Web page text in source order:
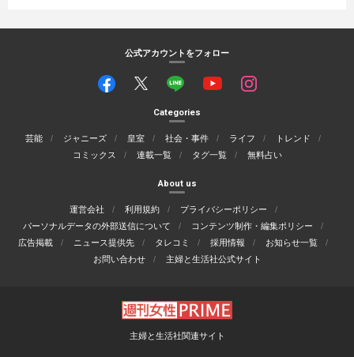
公式アカウントをフォロー
Categories
芸能 ジャニーズ 皇室 社会・事件 ライフ
トレンド
コミックス
連載一覧 タグ一覧 無料占い
About us
運営会社 利用規約
プライバシーポリシー
パーソナルデータの外部送信について
コンテンツ制作・編集ポリシー
広告掲載
ニュース提供先 タレコミ 採用情報
お知らせ一覧
お問い合わせ
主婦と生活社公式サイト
主婦と生活社関連サイト